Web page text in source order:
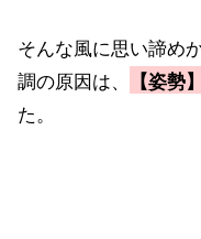
そんな風に思い諦め
調の原因は、
【姿勢】
た。